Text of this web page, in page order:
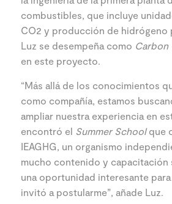
combustibles, que incluye
CO2 y producción de hidrógeno
Luz se desempeña como Carbon
en este proyecto.
“Más allá de los conocimientos
como compañía, estamos
ampliar nuestra experiencia en
encontró el Summer School que
IEAGHG, un organismo
mucho contenido y capacitación
una oportunidad interesante
invitó a postularme”, añade Luz.